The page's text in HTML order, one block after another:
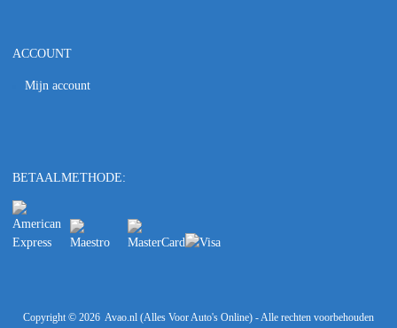
ACCOUNT
Mijn account
BETAALMETHODE:
Copyright © 2026 Avao.nl (Alles Voor Auto's Online) - Alle rechten voorbehouden